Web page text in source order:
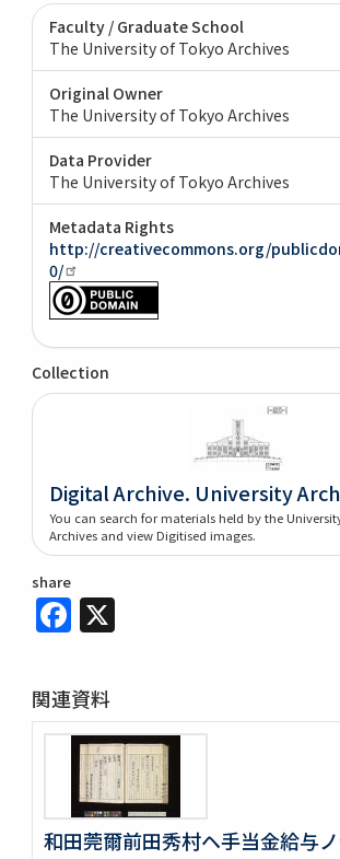
Faculty / Graduate School
The University of Tokyo Archives
Original Owner
The University of Tokyo Archives
Data Provider
The University of Tokyo Archives
Metadata Rights
http://creativecommons.org/
0/
Collection
Digital Archive. University
You can search for materials held by the
Archives and view Digitised images.
share
Facebook
関連資料
和田莞爾前田秀村ヘ手当金給与